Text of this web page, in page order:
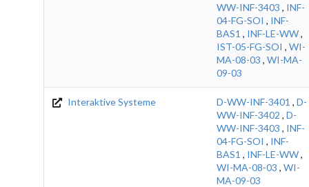
WW-INF-3403 , INF-
04-FG-SOI , INF-
BAS1 , INF-LE-WW,
IST-05-FG-SOI , WI-
MA-08-03 , WI-MA-
09-03
Interaktive Systeme D-WW-INF-3401 , D-
WW-INF-3402 , D-
WW-INF-3403 , INF-
04-FG-SOI , INF-
BAS1 , INF-LE-WW,
WI-MA-08-03 , WI-
MA-09-03